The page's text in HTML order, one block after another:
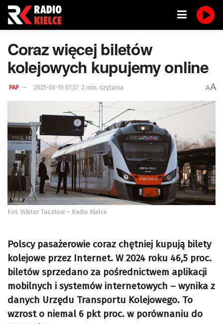
Coraz więcej biletów
kolejowych kupujemy online
PAP 2025-06-19 07:37 2 min. czytania AA
Fot. Wiktor Taszłow – Radio Kielce
Polscy pasażerowie coraz chętniej kupują bilety
kolejowe przez Internet. W 2024 roku 46,5 proc.
biletów sprzedano za pośrednictwem aplikacji
mobilnych i systemów internetowych – wynika z
danych Urzędu Transportu Kolejowego. To
wzrost o niemal 6 pkt proc. w porównaniu do